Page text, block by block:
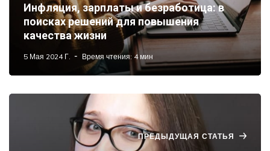
Инфляция, зарплаты и безработица: в
поисках решений для повышения
качества жизни
5 Мая 2024 Г. Время чтения: 4 мин
ПРЕДЫДУЩАЯ СТАТЬЯ